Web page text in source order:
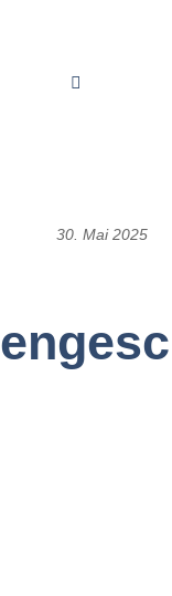
30. Mai 2025